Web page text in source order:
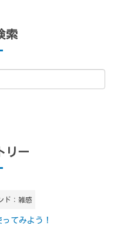
索
リー
ド：雑感
てみよう！